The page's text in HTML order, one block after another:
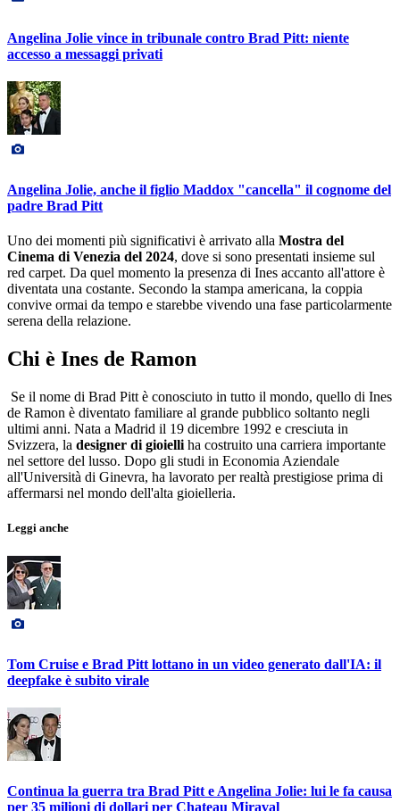
Angelina Jolie vince in tribunale contro Brad Pitt: niente
accesso a messaggi privati
Angelina Jolie, anche il figlio Maddox "cancella" il cognome del
padre Brad Pitt
Uno dei momenti più significativi è arrivato alla Mostra del
Cinema di Venezia del 2024, dove si sono presentati insieme sul
red carpet. Da quel momento la presenza di Ines accanto all'attore è
diventata una costante. Secondo la stampa americana, la coppia
convive ormai da tempo e starebbe vivendo una fase particolarmente
serena della relazione.
Chi è Ines de Ramon
Se il nome di Brad Pitt è conosciuto in tutto il mondo, quello di Ines
de Ramon è diventato familiare al grande pubblico soltanto negli
ultimi anni. Nata a Madrid il 19 dicembre 1992 e cresciuta in
Svizzera, la designer di gioielli ha costruito una carriera importante
nel settore del lusso. Dopo gli studi in Economia Aziendale
all'Università di Ginevra, ha lavorato per realtà prestigiose prima di
affermarsi nel mondo dell'alta gioielleria.
Leggi anche
Tom Cruise e Brad Pitt lottano in un video generato dall'IA: il
deepfake è subito virale
Continua la guerra tra Brad Pitt e Angelina Jolie: lui le fa causa
per 35 milioni di dollari per Chateau Miraval